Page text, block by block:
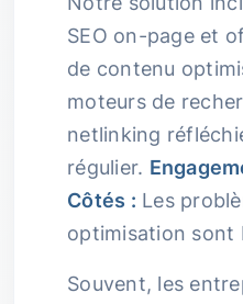
SEO on-page et
de contenu
moteurs de
netlinking
régulier.
Côtés : Les
optimisation sont
Souvent, les